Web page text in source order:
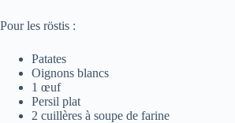
Pour les röstis :
Patates
Oignons blancs
1 œuf
Persil plat
2 cuillères à soupe de farine